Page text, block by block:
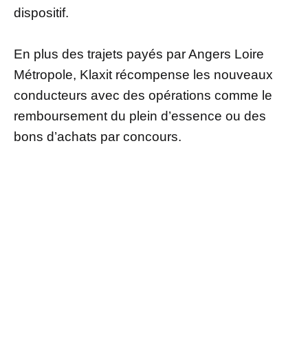
dispositif.
En plus des trajets payés par Angers Loire
Métropole, Klaxit récompense les nouveaux
conducteurs avec des opérations comme le
remboursement du plein d’essence ou des
bons d’achats par concours.